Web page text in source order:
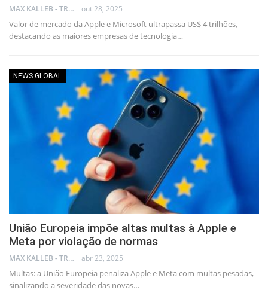
MAX KALLEB - TRADER out 28, 2025
Valor de mercado da Apple e Microsoft ultrapassa US$ 4 trilhões,
destacando as maiores empresas de tecnologia…
NEWS GLOBAL
União Europeia impõe altas multas à Apple e
Meta por violação de normas
MAX KALLEB - TRADER abr 23, 2025
Multas: a União Europeia penaliza Apple e Meta com multas pesadas,
sinalizando a severidade das novas…